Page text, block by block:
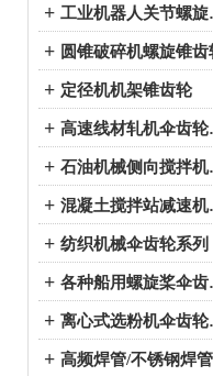
+ 工
+ 圆锥破碎机螺旋锥齿
+ 定径机机架锥齿轮
+ 高
+ 石油
+ 混凝
+ 纺织机械伞齿轮系列
+ 各
+ 离
+